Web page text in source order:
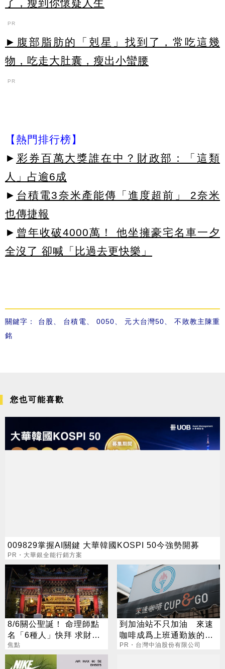
了，瘦到你懷疑人生
PR
►腹部脂肪的「剋星」找到了，常吃這幾
物，吃走大肚囊，瘦出小蠻腰
PR
【熱門排行榜】
► 彩券百萬大獎誰在中？財政部：「這類
人」占逾6成
► 台積電3奈米產能傳「進度超前」 2奈米
也傳捷報
► 曾年收破4000萬！ 他坐擁豪宅名車一夕
全沒了 卻喊「比過去更快樂」
關鍵字： 台股 台積電 0050 元大台灣50 、不敗教主陳重
銘
您也可能喜歡
009829掌握AI關鍵 大華韓國KOSPI 50今強勢開募
PR・大華銀全能行銷方案
8/6關公聖誕！ 命理師點
名「6種人」快拜 求財求
職保平安
焦點
到加油站不只加油 來速
咖啡成爲上班通勤族的新
選擇
PR・台灣中油股份有限公司